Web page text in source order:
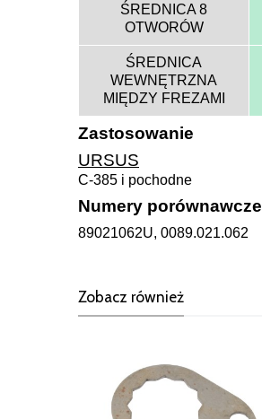
ŚREDNICA 8
OTWORÓW
ŚREDNICA
WEWNĘTRZNA
MIĘDZY FREZAMI
Zastosowanie
URSUS
C-385 i pochodne
Numery porównawcze
89021062U, 0089.021.062
Zobacz również